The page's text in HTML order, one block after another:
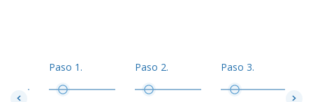
Paso 1. Paso 2. Paso 3.